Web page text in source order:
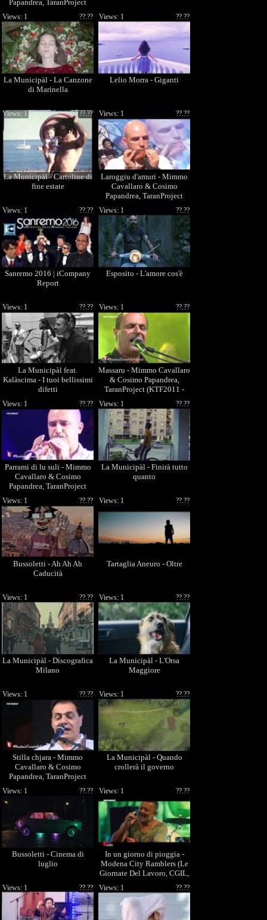
Papandrea, TaranProject
(KTF2011 - 23/08/2011)
La Municipàl - La Canzone
di Marinella
??.??
Views: 1
Lelio Morra - Giganti
??.??
Views: 1
La Municipàl - Cartoline di
fine estate
??.??
Views: 1
Laroggiu d'amuri - Mimmo
Cavallaro & Cosimo
Papandrea, TaranProject
(KTF2011 - 23/08/2011)
??.??
Views: 1
Sanremo 2016 | iCompany
Report
??.??
Views: 1
Esposito - L'amore cos'è
??.??
Views: 1
La Municipàl feat.
Kalàscima - I tuoi bellissimi
difetti
??.??
Views: 1
Massaru - Mimmo Cavallaro
& Cosimo Papandrea,
TaranProject (KTF2011 -
??.??
Views: 1
Parrami di lu suli - Mimmo
Cavallaro & Cosimo
Papandrea, TaranProject
(KTF2011 - 23/08/2011)
??.??
Views: 1
La Municipàl - Finirà tutto
quanto
??.??
Views: 1
Bussoletti - Ah Ah Ah
Caducità
??.??
Views: 1
Tartaglia Aneuro - Oltre
??.??
Views: 1
La Municipàl - Discografica
Milano
??.??
Views: 1
La Municipàl - L'Orsa
Maggiore
??.??
Views: 1
Stilla chjara - Mimmo
Cavallaro & Cosimo
Papandrea, TaranProject
(KTF2011 - 23/08/2011)
??.??
Views: 1
La Municipàl - Quando
crollerà il governo
??.??
Views: 1
Bussoletti - Cinema di
luglio
??.??
Views: 1
In un giorno di pioggia -
Modena City Ramblers (Le
Giornate Del Lavoro, CGIL,
Firenze 2015)
??.??
Views: 1
??.??
Views: 1 ??.??
Views: 1